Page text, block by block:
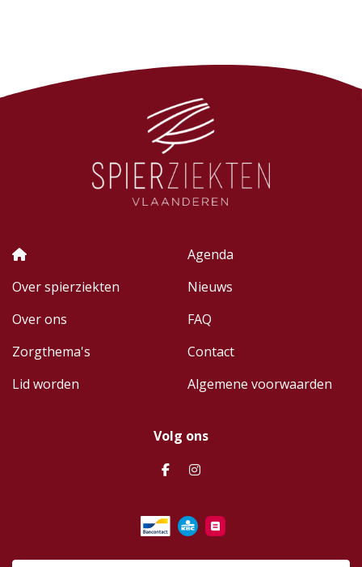
Over spierziekten
Over ons
Zorgthema's
Lid worden
Agenda
Nieuws
FAQ
Contact
Algemene voorwaarden
Volg ons